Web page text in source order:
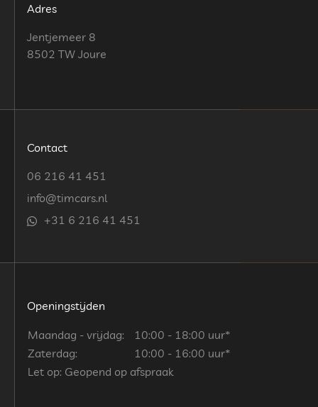
Adres
Jentjemeer 8
8502 TW Joure
Contact
06 216 41 451
info@timcars.nl
+31 6 216 41 451
Openingstijden
Maandag - vrijdag:
10:00 - 18:00 uur*
Zaterdag:
10:00 - 16:00 uur*
Let op: Geopend op afspraak